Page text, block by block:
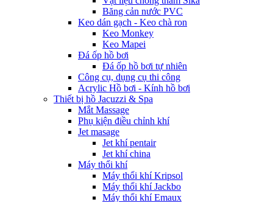
Băng cản nước PVC
Keo dán gạch - Keo chà ron
Keo Monkey
Keo Mapei
Đá ốp hồ bơi
Đá ốp hồ bơi tự nhiên
Công cụ, dụng cụ thi công
Acrylic Hồ bơi - Kính hồ bơi
Thiết bị hồ Jacuzzi & Spa
Mắt Massage
Phụ kiện điều chỉnh khí
Jet masage
Jet khí pentair
Jet khí china
Máy thổi khí
Máy thổi khí Kripsol
Máy thổi khí Jackbo
Máy thổi khí Emaux